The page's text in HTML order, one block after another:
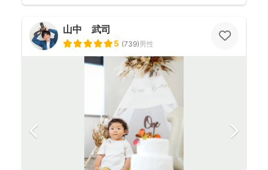
山中 武司
5 (739)男性